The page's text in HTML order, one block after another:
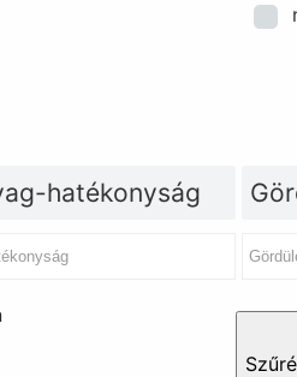
hatékonyság